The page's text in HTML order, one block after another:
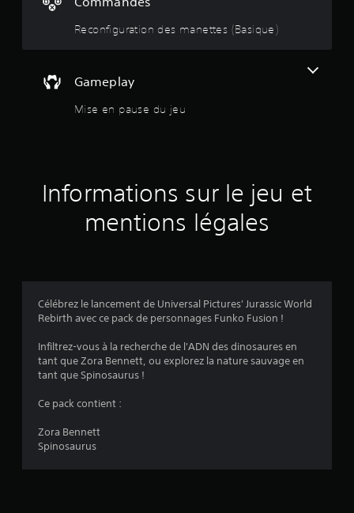
é
e
u
r
5
(
t
i
g
e
t
r
o
g
s
p
i
n
c
p
u
x
Reconfiguration des manettes (Basique)
p
o
é
Gameplay
Mise en pause du jeu
Informations sur le jeu et
mentions légales
Célébrez le lancement de Universal Pictures' Jurassic World
Rebirth avec ce pack de personnages Funko Fusion !
Infiltrez-vous à la recherche de l'ADN des dinosaures en
tant que Zora Bennett, ou explorez la nature sauvage en
tant que Spinosaurus !
Ce pack contient :
Zora Bennett
Spinosaurus